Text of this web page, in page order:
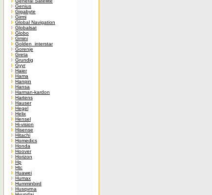
Genius
Gigabyte
Girmi
Global Navigation
Globalsat
Globo
Gmini
Golden_interstar
Gorenje
Greta
Grundig
Gyyr
Haier
Hama
Hanpin
Hansa
Harman-kardon
Hartens
Hauser
Hegel
Helix
Hensel
Hi-vision
Hisense
Hitachi
Homedics
Honda
Hoover
Horizon
Hp
Htc
Huawei
Humax
Humminbird
Husqvrna